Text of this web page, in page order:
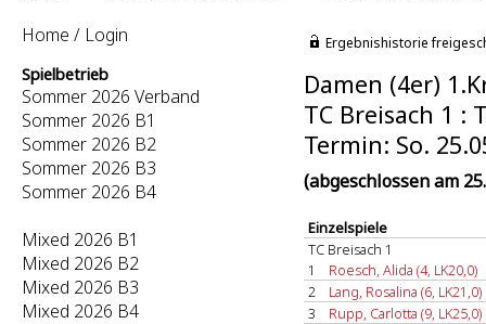
Home / Login
Spielbetrieb
Sommer 2026 Verband
Sommer 2026 B1
Sommer 2026 B2
Sommer 2026 B3
Sommer 2026 B4
Mixed 2026 B1
Mixed 2026 B2
Mixed 2026 B3
Mixed 2026 B4
Ergebnishistorie
Damen (4er)
TC Breisach 1 :
Termin: So.
(abgeschlossen am
Einzelspiele
TC Breisach 1
1
Roesch, Alida (4, LK20,0)
2
Lang, Rosalina (6, LK21,0)
3
Rupp, Carlotta (9, LK25,0)